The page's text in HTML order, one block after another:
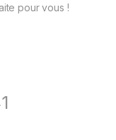
pour vous !